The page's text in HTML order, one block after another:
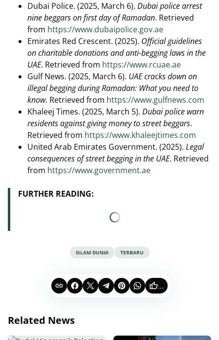
Dubai Police. (2025, March 6). Dubai police arrest
nine beggars on first day of Ramadan. Retrieved
from https://www.dubaipolice.gov.ae
Emirates Red Crescent. (2025). Official guidelines
on charitable donations and anti-begging laws in the
UAE. Retrieved from https://www.rcuae.ae
Gulf News. (2025, March 6). UAE cracks down on
illegal begging during Ramadan: What you need to
know. Retrieved from https://www.gulfnews.com
Khaleej Times. (2025, March 5). Dubai police warn
residents against giving money to street beggars.
Retrieved from https://www.khaleejtimes.com
United Arab Emirates Government. (2025). Legal
consequences of street begging in the UAE. Retrieved
from https://www.government.ae
FURTHER READING:
ISLAM DUNIA TERBARU
...
Related News